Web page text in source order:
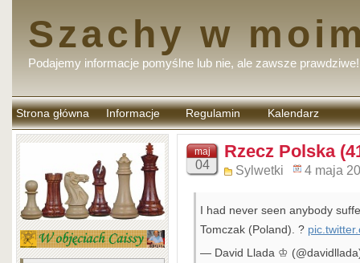
Szachy w
Podajemy informacje pomyślne lub nie, ale zawsze prawdziwe!
Strona główna Informacje Regulamin
komentarzy
Kalendarz
maj
04
Rzecz Polska
Sylwetki 4 maja
I had never seen anybody
Tomczak (Poland). ?
— David Llada ♔